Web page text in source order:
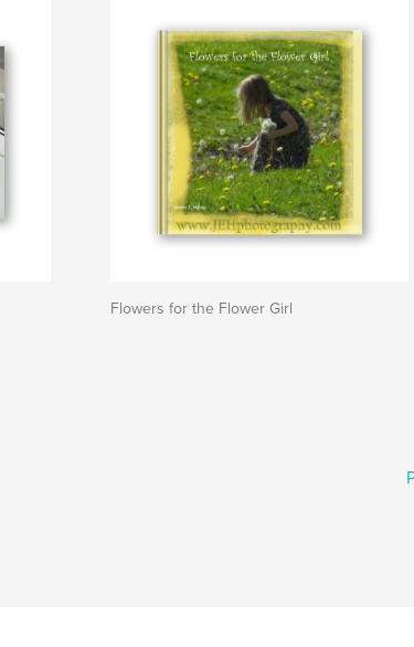
Flowers for the Flower Girl